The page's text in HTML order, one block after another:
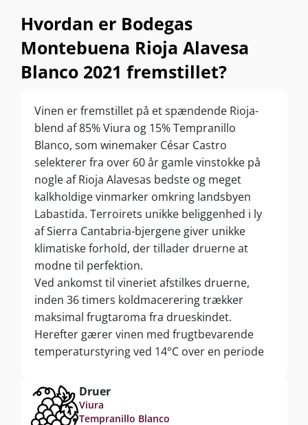
Hvordan er Bodegas
Montebuena Rioja Alavesa
Blanco 2021 fremstillet?
Vinen er fremstillet på et spændende Rioja-
blend af 85% Viura og 15% Tempranillo
Blanco, som winemaker César Castro
selekterer fra over 60 år gamle vinstokke på
nogle af Rioja Alavesas bedste og meget
kalkholdige vinmarker omkring landsbyen
Labastida. Terroirets unikke beliggenhed i ly
af Sierra Cantabria-bjergene giver unikke
klimatiske forhold, der tillader druerne at
modne til perfektion.
Ved ankomst til vineriet afstilkes druerne,
inden 36 timers koldmacerering trækker
maksimal frugtaroma fra drueskindet.
Herefter gærer vinen med frugtbevarende
temperaturstyring ved 14°C over en periode
yderligere fedme og smagskompleksitet fra
de fine gærrester, inden aftapning på flaske.
Druer
Viura
Tempranillo Blanco